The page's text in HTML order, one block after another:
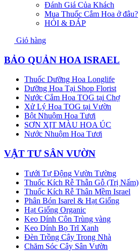
Đánh Giá Của Khách
Mua Thuốc Cắm Hoa ở đâu?
HỎI & ĐÁP
Giỏ hàng
BẢO QUẢN HOA ISRAEL
Thuốc Dưỡng Hoa Longlife
Dưỡng Hoa Tại Shop Florist
Nước Cắm Hoa TOG tại Chợ
Xử Lý Hoa TOG tại Vườn
Bột Nhuộm Hoa Tươi
SƠN XỊT MÀU HOA ÚC
Nước Nhuộm Hoa Tươi
VẬT TƯ SÂN VƯỜN
Tưới Tự Động Vườn Tường
Thuốc Kích Rễ Thẫn Gỗ (Trị Nấm)
Thuốc Kích Rễ Thân Mềm Israel
Phân Bón Isarel & Hạt Giống
Hạt Giống Organic
Keo Dính Côn Trùng vàng
Keo Dính Bọ Trĩ Xanh
Đèn Trồng Cây Trong Nhà
Chăm Sóc Cây Sân Vườn